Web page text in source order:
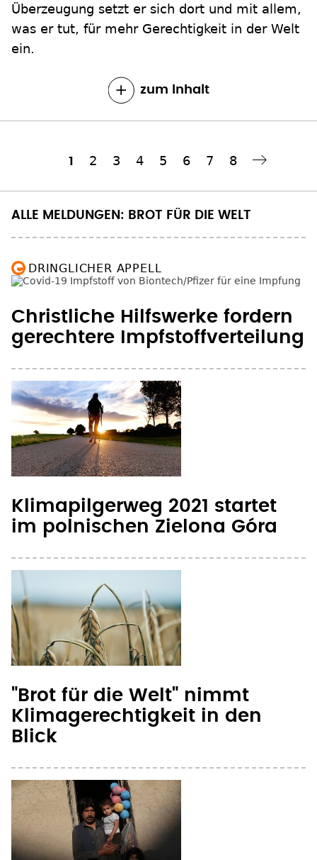
Überzeugung setzt er sich dort und mit allem,
was er tut, für mehr Gerechtigkeit in der Welt
ein.
zum Inhalt
Aktuelle
1 Seite
2 Seite
3 Seite
4 Seite
5 Seite
6 Seite
7 Seite
8
Nächste Seite ››
ALLE MELDUNGEN: BROT FÜR DIE WELT
DRINGLICHER APPELL
Christliche Hilfswerke fordern
gerechtere Impfstoffverteilung
Klimapilgerweg 2021 startet
im polnischen Zielona Góra
"Brot für die Welt" nimmt
Klimagerechtigkeit in den
Blick